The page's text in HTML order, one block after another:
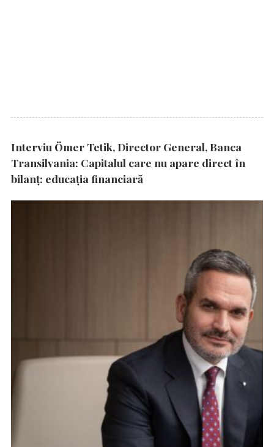
Interviu Ömer Tetik, Director General, Banca
Transilvania: Capitalul care nu apare direct în
bilanț: educația financiară